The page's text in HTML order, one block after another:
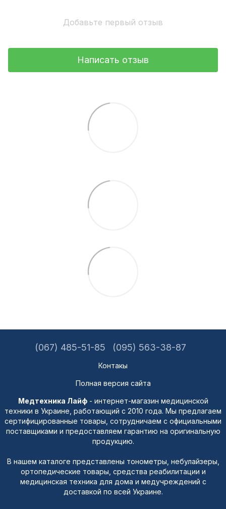
Добавьте первый отзыв
Написать отзыв
(067) 485-51-85 (095) 563-38-87
Контакы
Полная версия сайта
Медтехника Лайф- интернет-магазин медицинской
техники в Украине, работающий с 2010 года. Мы предлагаем
сертифицированные товары, сотрудничаем с официальными
поставщиками и предоставляем гарантию на оригинальную
продукцию.
В нашем каталоге представлены тонометры, небулайзеры,
ортопедические товары, средства реабилитации и
медицинская техника для дома и медучреждений с
доставкой по всей Украине.